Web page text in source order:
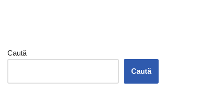
Caută
Caută